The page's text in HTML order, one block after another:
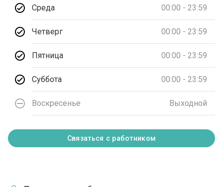
Среда 00:00 - 23:59
Четверг 00:00 - 23:59
Пятница 00:00 - 23:59
Суббота 00:00 - 23:59
Воскресенье Выходной
Связаться с работником